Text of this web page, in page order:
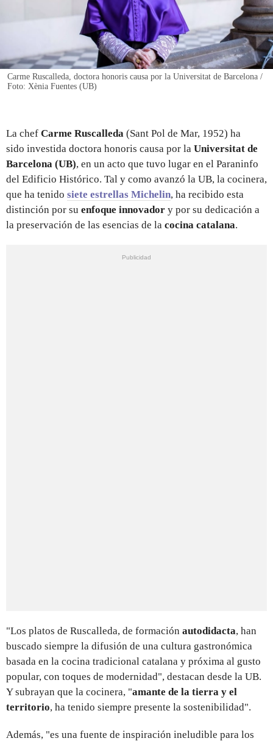
Carme Ruscalleda, doctora honoris causa por la Universitat de Barcelona /
Foto: Xènia Fuentes (UB)
La chef Carme Ruscalleda (Sant Pol de Mar, 1952) ha
sido investida doctora honoris causa por la Universitat de
Barcelona (UB), en un acto que tuvo lugar en el Paraninfo
del Edificio Histórico. Tal y como avanzó la UB, la cocinera,
que ha tenido siete estrellas Michelin, ha recibido esta
distinción por su enfoque innovador y por su dedicación a
la preservación de las esencias de la cocina catalana.
"Los platos de Ruscalleda, de formación autodidacta, han
buscado siempre la difusión de una cultura gastronómica
basada en la cocina tradicional catalana y próxima al gusto
popular, con toques de modernidad", destacan desde la UB.
Y subrayan que la cocinera, "amante de la tierra y el
territorio, ha tenido siempre presente la sostenibilidad".
Además, "es una fuente de inspiración ineludible para los